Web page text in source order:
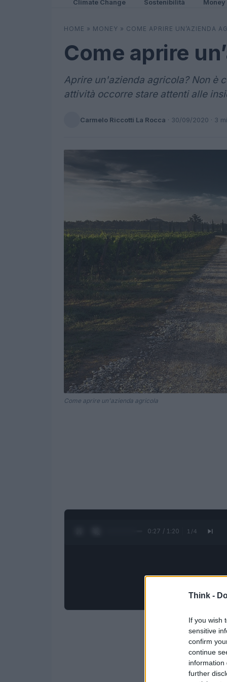
Think -
If you wish
sensitive
confirm
continue
information
further
Climate Change Sostenibilità Money
HOME » MONEY » COME APRIRE UN’AZIENDA
Come aprire
Aprire un'azienda agricola? Non è
attività occorre stare attenti alle
Carmelo Riccotti La Rocca · 30/09/2020 · 3
Come aprire un'azienda agricola
0:28 / 1:20 1 /4